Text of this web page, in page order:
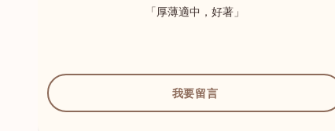
「厚薄適中，好著」
我要留言